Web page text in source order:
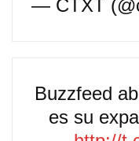
— CTXT
Buzzfeed
es su